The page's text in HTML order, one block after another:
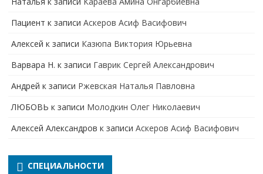
Пациент к записи Аскеров Асиф Васифович
Алексей к записи Казюпа Виктория Юрьевна
Варвара Н. к записи Гаврик Сергей Александрович
Андрей к записи Ржевская Наталья Павловна
ЛЮБОВЬ к записи Молодкин Олег Николаевич
Алексей Александров к записи Аскеров Асиф Васифович
СПЕЦИАЛЬНОСТИ